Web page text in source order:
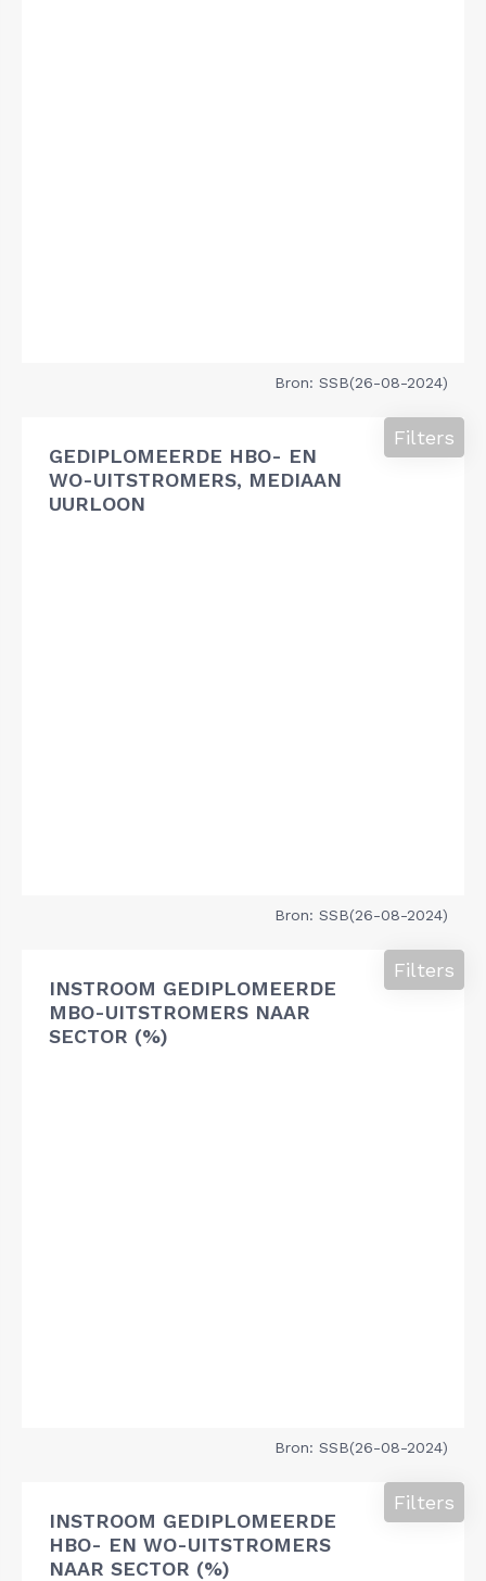
Bron: SSB(26-08-2024)
GEDIPLOMEERDE HBO- EN
WO-UITSTROMERS, MEDIAAN
UURLOON
Filters
Bron: SSB(26-08-2024)
INSTROOM GEDIPLOMEERDE
MBO-UITSTROMERS NAAR
SECTOR (%)
Filters
Bron: SSB(26-08-2024)
INSTROOM GEDIPLOMEERDE
HBO- EN WO-UITSTROMERS
NAAR SECTOR (%)
Filters